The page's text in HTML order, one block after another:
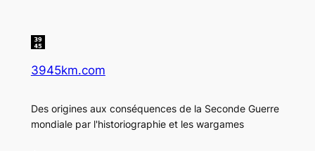
3945km.com
Des origines aux conséquences de la Seconde Guerre
mondiale par l'historiographie et les wargames